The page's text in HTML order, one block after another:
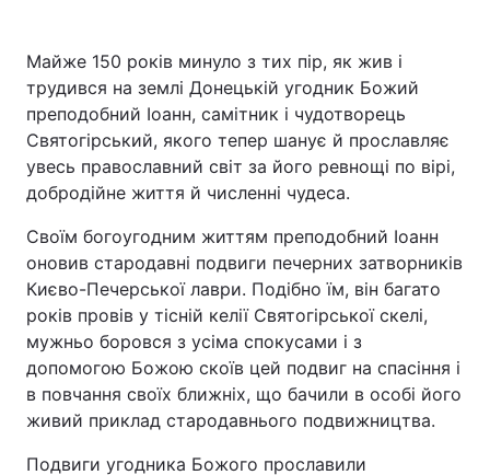
Головна Війна
Політика
Економіка Світ
Спорт Наука
Техно і зв'язок Лайт
Майже 150 років минуло з тих пір, як жив і
трудився на землі Донецькій угодник Божий
преподобний Іоанн, самітник і чудотворець
Святогірський, якого тепер шанує й прославляє
увесь православний світ за його ревнощі по вірі,
добродійне життя й численні чудеса.
Своїм богоугодним життям преподобний Іоанн
оновив стародавні подвиги печерних затворників
Києво-Печерської лаври. Подібно їм, він багато
років провів у тісній келії Святогірської скелі,
мужньо боровся з усіма спокусами і з
допомогою Божою скоїв цей подвиг на спасіння і
в повчання своїх ближніх, що бачили в особі його
живий приклад стародавнього подвижництва.
Подвиги угодника Божого прославили